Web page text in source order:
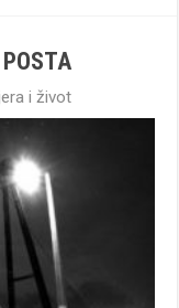
i život